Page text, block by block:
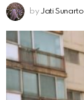
by Jati Sunarto